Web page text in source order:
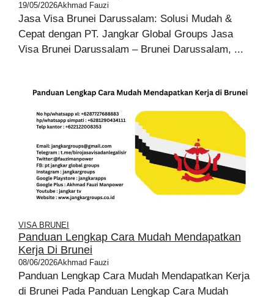
19/05/2026Akhmad Fauzi
Jasa Visa Brunei Darussalam: Solusi Mudah &
Cepat dengan PT. Jangkar Global Groups Jasa
Visa Brunei Darussalam – Brunei Darussalam, ...
VISA BRUNEI
Panduan Lengkap Cara Mudah Mendapatkan
Kerja Di Brunei
08/06/2026Akhmad Fauzi
Panduan Lengkap Cara Mudah Mendapatkan Kerja
di Brunei Pada Panduan Lengkap Cara Mudah